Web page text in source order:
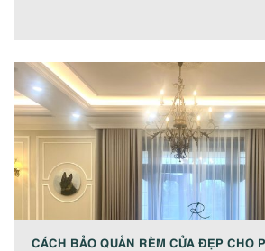
CÁCH BẢO QUẢN RÈM CỬA ĐẸP CHO